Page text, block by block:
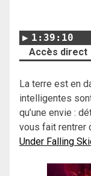
1:39:10
Accès direct
La terre est en
intelligentes
qu’une envie :
vous fait rentrer
Under Falling